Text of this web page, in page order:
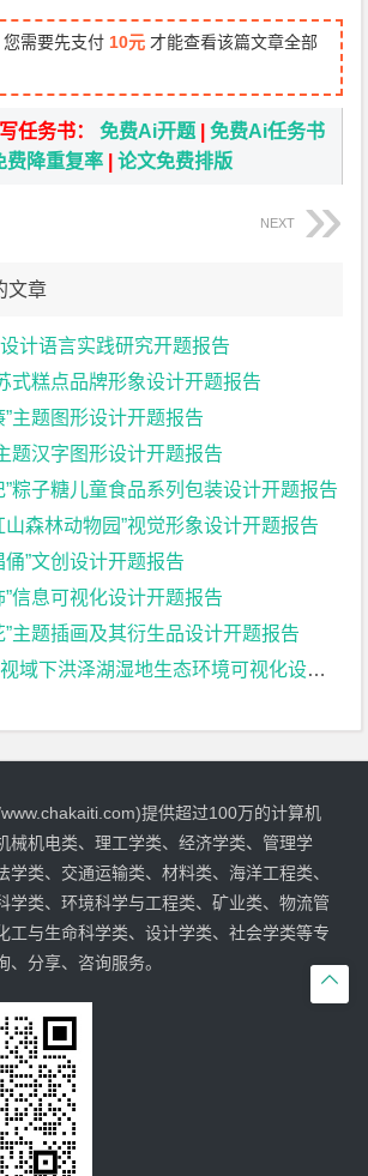
需要先支付 10元 才能查看该篇文章全部
任务书：免费Ai开题 |免费Ai任务书
费降重复率 |论文免费排版
NEXT
文章
计语言实践研究开题报告
式糕点品牌形象设计开题报告
”主题图形设计开题报告
题汉字图形设计开题报告
”粽子糖儿童食品系列包装设计开题报告
山森林动物园”视觉形象设计开题报告
俑”文创设计开题报告
”信息可视化设计开题报告
”主题插画及其衍生品设计开题报告
下洪泽湖湿地生态环境可视化设计研究开题报告

提供超过100万的计算机
械机电类、理工学类、经济学类、管理学
学类、交通运输类、材料类、海洋工程类、
学类、环境科学与工程类、矿业类、物流管
工与生命科学类、设计学类、社会学类等专
、分享、咨询服务。